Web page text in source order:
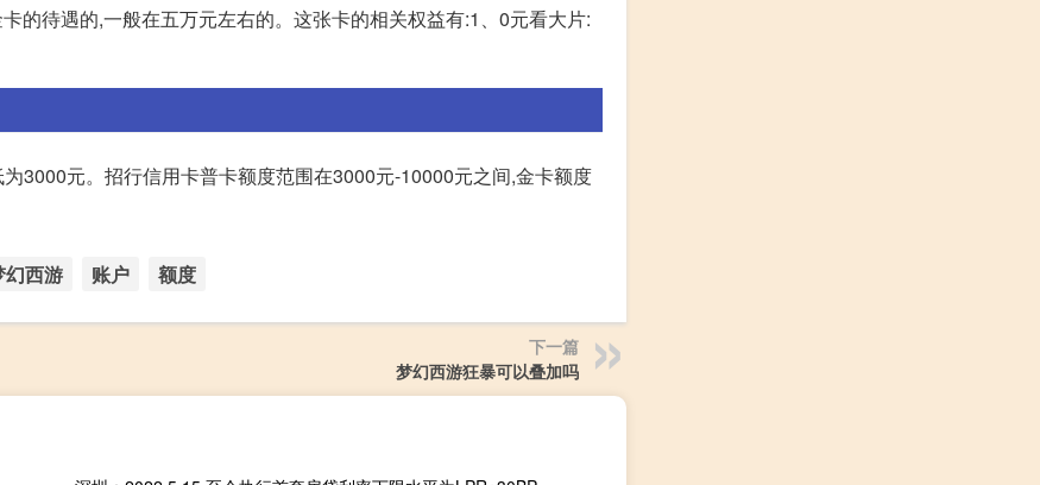
的待遇的,一般在五万元左右的。这张卡的相关权益有:1、0元看大片:
3000元。招行信用卡普卡额度范围在3000元-10000元之间,金卡额度
幻西游 账户 额度
下一篇
梦幻西游狂暴可以叠加吗